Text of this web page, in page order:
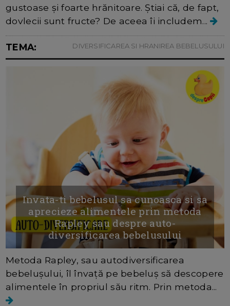
gustoase și foarte hrănitoare. Știai că, de fapt,
dovlecii sunt fructe? De aceea îi includem...
TEMA: DIVERSIFICAREA SI HRANIREA BEBELUSULUI
Invata-ti bebelusul sa cunoasca si sa
aprecieze alimentele prin metoda
Rapley sau despre auto-
diversificarea bebelusului
Metoda Rapley, sau autodiversificarea
bebelușului, îl învață pe bebeluș să descopere
alimentele în propriul său ritm. Prin metoda...